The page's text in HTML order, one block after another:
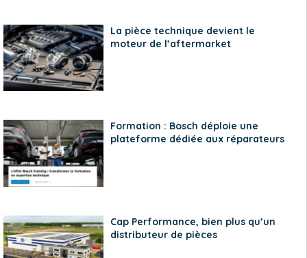
La pièce technique devient le
moteur de l’aftermarket
Formation : Bosch déploie une
plateforme dédiée aux réparateurs
Cap Performance, bien plus qu’un
distributeur de pièces